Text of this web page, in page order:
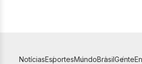
NotíciasEsportesMundoBrasilGente